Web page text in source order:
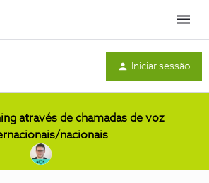
Menu
Iniciar sessão
através de chamadas de voz
nacionais